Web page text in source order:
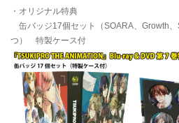
・オリジナル特典
缶バッジ17個セット（SOARA、Growth
つ） 特製ケース付